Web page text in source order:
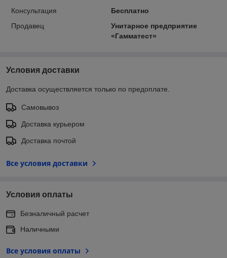
Консультация
Бесплатно
Продавец
Унитарное предприятие
«Гамматест»
Условия доставки
Доставка осуществляется только по предоплате.
Самовывоз
Доставка курьером
Доставка почтой
Все условия доставки
Условия оплаты
Безналичный расчет
Наличными
Все условия оплаты